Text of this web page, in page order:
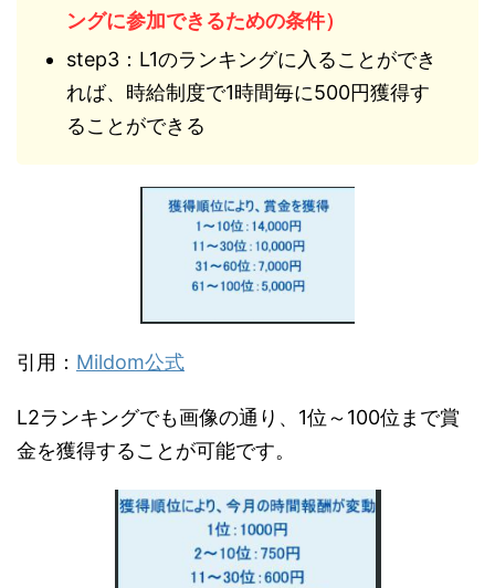
ングに参加できるための条件）
step3：L1のランキングに入ることができ
れば、時給制度で1時間毎に500円獲得す
ることができる
引用： Mildom公式
L2ランキングでも画像の通り、1位～100位まで賞
金を獲得することが可能です。